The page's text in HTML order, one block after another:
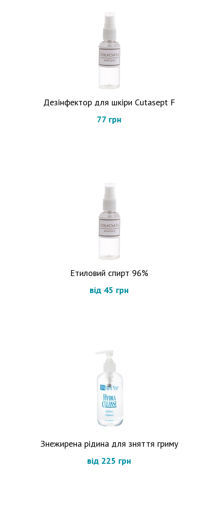
Дезінфектор для шкіри Cutasept F
77 грн
Етиловий спирт 96%
від 45 грн
Знежирена рідина для зняття гриму
від 225 грн